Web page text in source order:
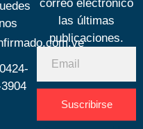
correo electrónico
las últimas
publicaciones.
Suscribirse